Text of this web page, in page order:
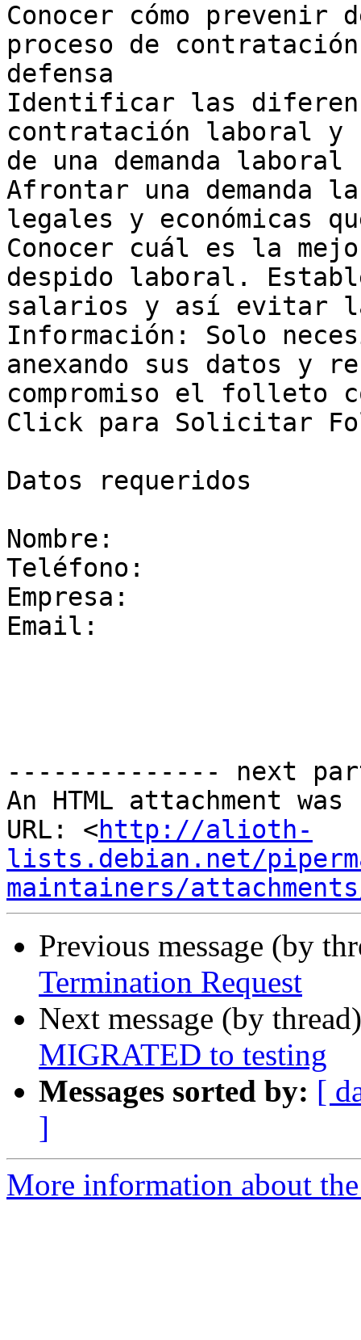
Conocer cómo prevenir
proceso de
defensa
Identificar las
contratación laboral y
de una demanda laboral
Afrontar una demanda
legales y económicas
Conocer cuál es la
despido laboral.
salarios y así evitar
Información: Solo
anexando sus datos y
compromiso el folleto
Click para Solicitar
Datos requeridos
Nombre:
Teléfono:
Empresa:
Email:
-------------- next
An HTML attachment
URL: <http://alioth-
lists.debian.net/
maintainers/
Previous message (by
Termination Request
Next message (by
MIGRATED to testing
Messages sorted by: [
]
More information about